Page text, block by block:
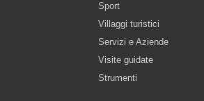
Sport
Villaggi turistici
Servizi e Aziende
Visite guidate
Strumenti